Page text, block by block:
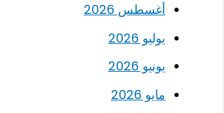
أغسطس 2026
يوليو 2026
يونيو 2026
مايو 2026